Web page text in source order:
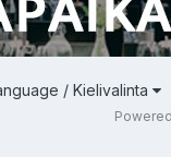
/ Kielivalinta